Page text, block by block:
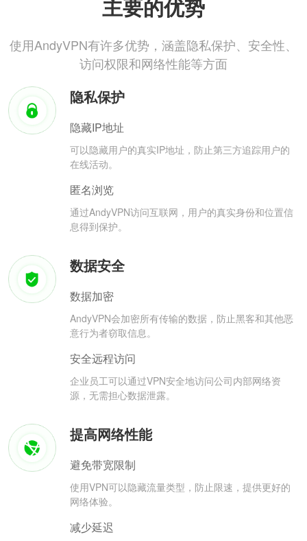
主要的优势
使用AndyVPN有许多优势，涵盖隐私保护、安全性、
访问权限和网络性能等方面
隐私保护
隐藏IP地址
可以隐藏用户的真实IP地址，防止第三方追踪用户的
在线活动。
匿名浏览
通过AndyVPN访问互联网，用户的真实身份和位置信
息得到保护。
数据安全
数据加密
AndyVPN会加密所有传输的数据，防止黑客和其他恶
意行为者窃取信息。
安全远程访问
企业员工可以通过VPN安全地访问公司内部网络资
源，无需担心数据泄露。
提高网络性能
避免带宽限制
使用VPN可以隐藏流量类型，防止限速，提供更好的
网络体验。
减少延迟